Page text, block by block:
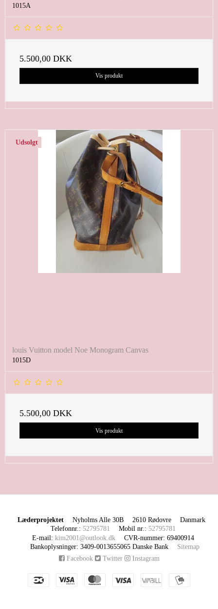
1015A
5.500,00 DKK
Vis produkt
Udsolgt
louis Vuitton model Noe Monogram Canvas
1015D
5.500,00 DKK
Vis produkt
Læderprojektet Nyholms Alle 30B 2610 Rødovre
Danmark
Telefonnr.: 52795781 Mobil nr.: 52795781
E-mail: kim2001@outlook.dk CVR-nummer: 69400914
Bankoplysninger: 3409-0013655065 Danske Bank
Sitemap
Facebook
Twitter Instagram